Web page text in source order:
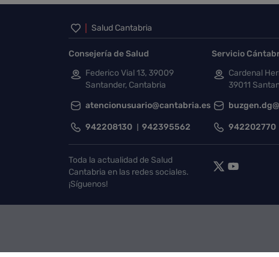
Inicio del pie de página
Salud Cantabria
Consejería de Salud
Federico Vial 13, 39009
Santander, Cantabria
atencionusuario@cantabria.es
942208130 942395562
Servicio
Cardenal
39011
942202770
Toda la actualidad de Salud
Cantabria en las redes sociales.
¡Síguenos!